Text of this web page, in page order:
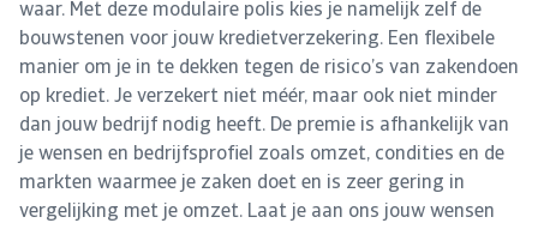
waar. Met deze modulaire polis kies je namelijk zelf de
bouwstenen voor jouw kredietverzekering. Een flexibele
manier om je in te dekken tegen de risico’s van zakendoen
op krediet. Je verzekert niet méér, maar ook niet minder
dan jouw bedrijf nodig heeft. De premie is afhankelijk van
je wensen en bedrijfsprofiel zoals omzet, condities en de
markten waarmee je zaken doet en is zeer gering in
vergelijking met je omzet. Laat je aan ons jouw wensen